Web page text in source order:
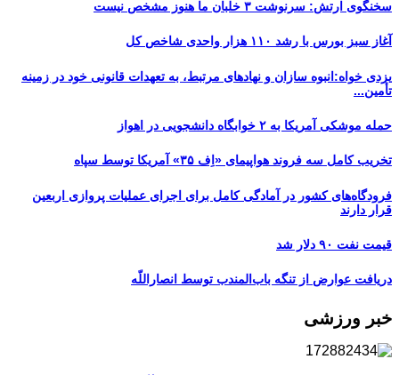
سخنگوی ارتش: سرنوشت ۳ خلبان ما هنوز مشخص نیست
آغاز سبز بورس با رشد ۱۱۰ هزار واحدی شاخص کل
یزدی خواه:انبوه سازان و نهادهای مرتبط، به تعهدات قانونی خود در زمینه
تأمین...
حمله موشکی آمریکا به ۲ خوابگاه دانشجویی در اهواز
تخریب کامل سه فروند هواپیمای «اِف ۳۵» آمریکا توسط سپاه
فرودگاه‌های کشور در آمادگی کامل برای اجرای عملیات پروازی اربعین
قرار دارند
قیمت نفت ۹۰ دلار شد
دریافت عوارض از تنگه باب‌المندب توسط انصاراللّه
خبر ورزشی